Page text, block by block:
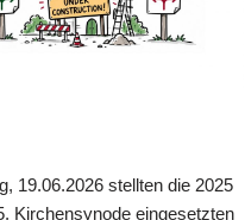
19.06.2026 stellten die 2025
Kirchensynode eingesetzten